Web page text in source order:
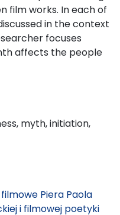
film works. In each of
in the context
focuses
affects the people
myth, initiation,
Piera Paola
i filmowej poetyki